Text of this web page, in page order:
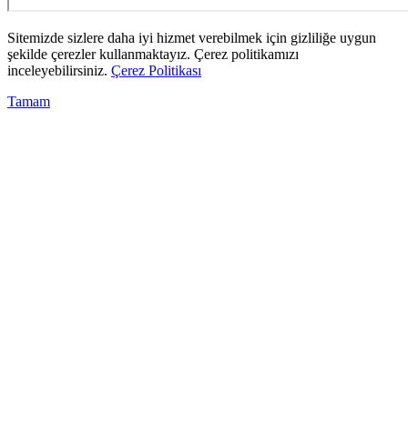
Sitemizde sizlere daha iyi hizmet verebilmek için gizliliğe uygun
şekilde çerezler kullanmaktayız. Çerez politikamızı
inceleyebilirsiniz. Çerez Politikası
Tamam